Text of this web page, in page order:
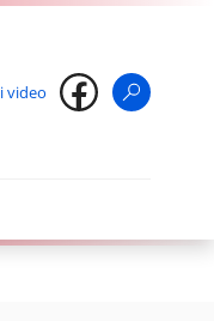
video